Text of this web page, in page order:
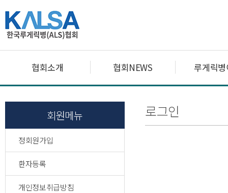
협회소개 협회NEWS 루게릭
회원메뉴
정회원가입
환자등록
개인정보취급방침
로그인